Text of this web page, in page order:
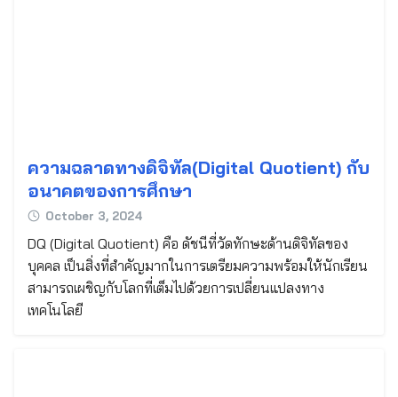
ความฉลาดทางดิจิทัล(Digital Quotient) กับ
อนาคตของการศึกษา
October 3, 2024
DQ (Digital Quotient) คือ ดัชนีที่วัดทักษะด้านดิจิทัลของ
บุคคล เป็นสิ่งที่สำคัญมากในการเตรียมความพร้อมให้นักเรียน
สามารถเผชิญกับโลกที่เต็มไปด้วยการเปลี่ยนแปลงทาง
เทคโนโลยี